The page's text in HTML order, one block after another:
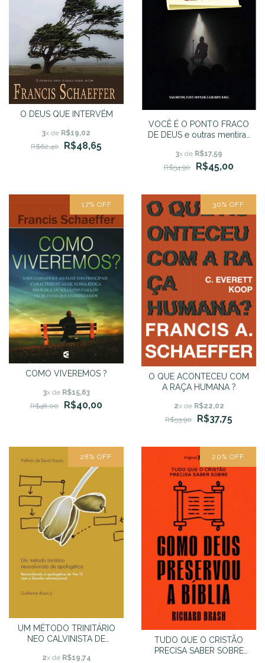
O DEUS QUE INTERVÉM
3x de R$19,02
R$62,40
R$48,65
VOCÊ É O PONTO FRACO
DE DEUS e outras mentiras
3x de R$17,59
R$54,90
R$45,00
17% OFF
COMO VIVEREMOS ?
3x de R$15,63
R$48,00
R$40,00
30% OFF
O QUE ACONTECEU COM
A RAÇA HUMANA ?
2x de R$22,02
R$53,90
R$37,75
28% OFF
UM MÉTODO TRINITÁRIO
NEO CALVINISTA DE
2x de R$19,74
20% OFF
TUDO QUE O CRISTÃO
PRECISA SABER SOBRE